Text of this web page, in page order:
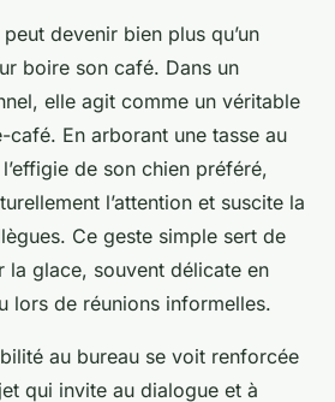
devenir bien plus qu’un
boire son café. Dans un
elle agit comme un véritable
café. En arborant une tasse au
de son chien préféré,
l’attention et suscite la
Ce geste simple sert de
la glace, souvent délicate en
lors de réunions informelles.
au bureau se voit renforcée
qui invite au dialogue et à